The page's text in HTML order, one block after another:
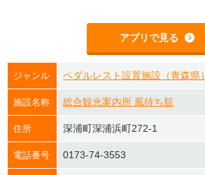
アプリで見る
ジャンル ペダルレスト設置施設（青森県）
施設名称 総合観光案内所 風待ち舘
住所 深浦町深浦浜町272-1
電話番号 0173-74-3553